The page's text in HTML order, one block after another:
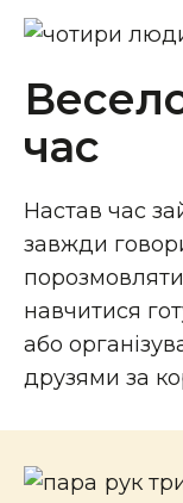
час
Настав час
завжди
порозмовляти
навчитися
або
друзями за